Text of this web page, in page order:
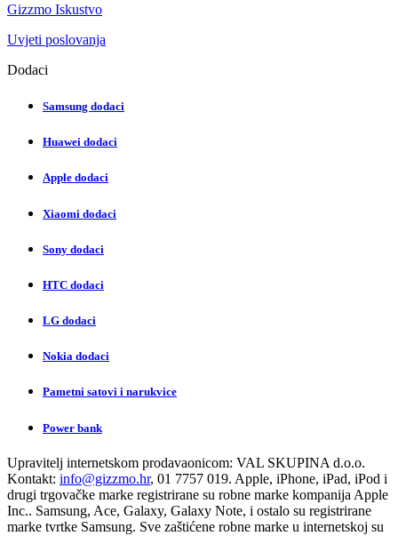
Gizzmo Iskustvo
Uvjeti poslovanja
Dodaci
Samsung dodaci
Huawei dodaci
Apple dodaci
Xiaomi dodaci
Sony dodaci
HTC dodaci
LG dodaci
Nokia dodaci
Pametni satovi i narukvice
Power bank
Upravitelj internetskom prodavaonicom: VAL SKUPINA d.o.o.
Kontakt: info@gizzmo.hr, 01 7757 019. Apple, iPhone, iPad, iPod i
drugi trgovačke marke registrirane su robne marke kompanija Apple
Inc.. Samsung, Ace, Galaxy, Galaxy Note, i ostalo su registrirane
marke tvrtke Samsung. Sve zaštićene robne marke u internetskoj su